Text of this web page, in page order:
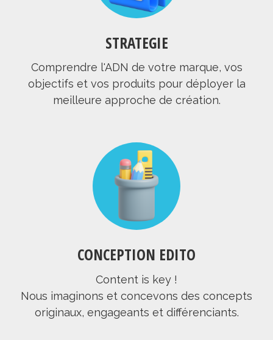
STRATEGIE
Comprendre l'ADN de votre marque, vos
objectifs et vos produits pour déployer la
meilleure approche de création.
CONCEPTION EDITO
Content is key !
Nous imaginons et concevons des concepts
originaux, engageants et différenciants.